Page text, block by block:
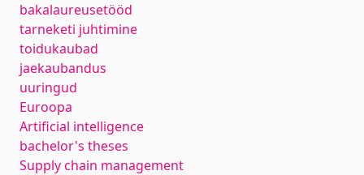
bakalaureusetööd
tarneketi juhtimine
toidukaubad
jaekaubandus
uuringud
Euroopa
Artificial intelligence
bachelor's theses
Supply chain management